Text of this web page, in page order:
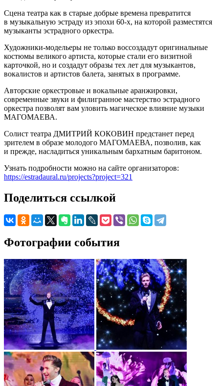
Сцена театра как в старые добрые времена превратится
в музыкальную эстраду из эпохи 60-х, на которой разместятся
музыканты эстрадного оркестра.
Художники-модельеры не только воссоздадут оригинальные
костюмы великого артиста, которые стали его визитной
карточкой, но и создадут образы тех лет для музыкантов,
вокалистов и артистов балета, занятых в программе.
Авторские оркестровые и вокальные аранжировки,
современные звуки и филигранное мастерство эстрадного
оркестра позволят вам уловить магическое влияние музыки
МАГОМАЕВА.
Солист театра ДМИТРИЙ КОКОВИН предстанет перед
зрителем в образе молодого МАГОМАЕВА, позволив, как
и прежде, насладиться уникальным бархатным баритоном.
Узнать подробности можно на сайте организаторов:
https://estradaural.ru/projects?project=321
Поделиться ссылкой
Фотографии события